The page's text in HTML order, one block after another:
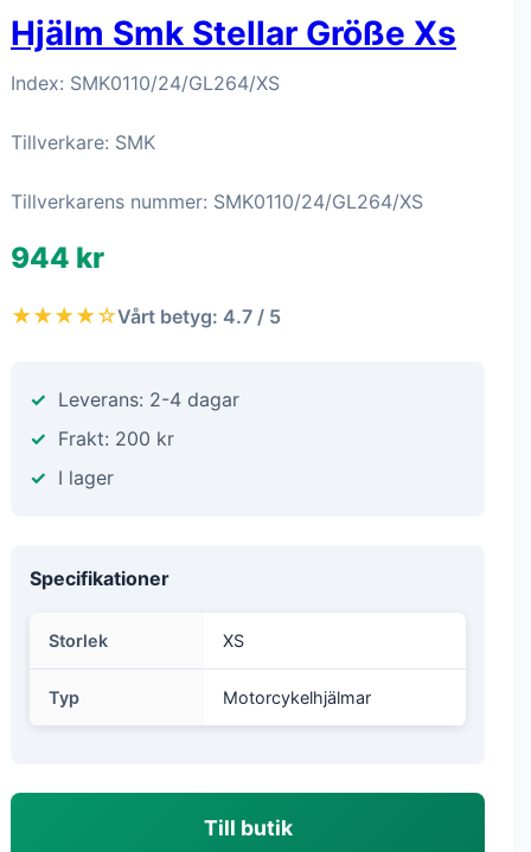
Hjälm Smk Stellar Größe Xs
Index: SMK0110/24/GL264/XS
Tillverkare: SMK
Tillverkarens nummer: SMK0110/24/GL264/XS
944 kr
★★★★☆Vårt betyg: 4.7 / 5
Leverans: 2-4 dagar
Frakt: 200 kr
I lager
Specifikationer
Storlek XS
Typ Motorcykelhjälmar
Till butik